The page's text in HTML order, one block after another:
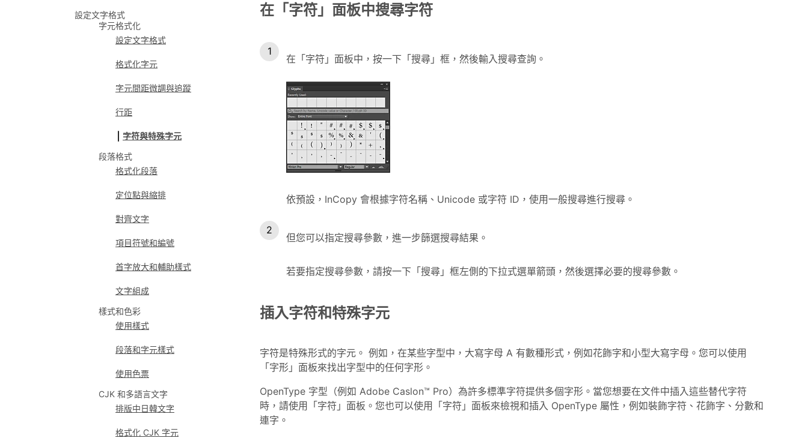
設定文字格式
字元格式化
設定文字格式
格式化字元
字元間距微調與追蹤
行距
字符與特殊字元
段落格式
格式化段落
定位點與縮排
對齊文字
項目符號和編號
首字放大和輔助樣式
文字組成
樣式和色彩
使用樣式
段落和字元樣式
使用色票
CJK 和多語言文字
排版中日韓文字
格式化 CJK 字元
在「字符」面板中搜尋字符
在「字符」面板中，按一下「搜尋」框，然後輸入搜尋查詢。
依預設，InCopy 會根據字符名稱、Unicode 或字符 ID，使用一般搜尋進行搜尋。
但您可以指定搜尋參數，進一步篩選搜尋結果。
若要指定搜尋參數，請按一下「搜尋」框左側的下拉式選單箭頭，然後選擇必要的搜尋參數。
插入字符和特殊字元
字符是特殊形式的字元。 例如，在某些字型中，大寫字母 A 有數種形式，例如花飾字和小型大寫字母。您可以使用
「字形」面板來找出字型中的任何字形。
OpenType 字型（例如 Adobe Caslon™ Pro）為許多標準字符提供多個字形。當您想要在文件中插入這些替代字符
時，請使用「字符」面板。您也可以使用「字符」面板來檢視和插入 OpenType 屬性，例如裝飾字符、花飾字、分數和
連字。